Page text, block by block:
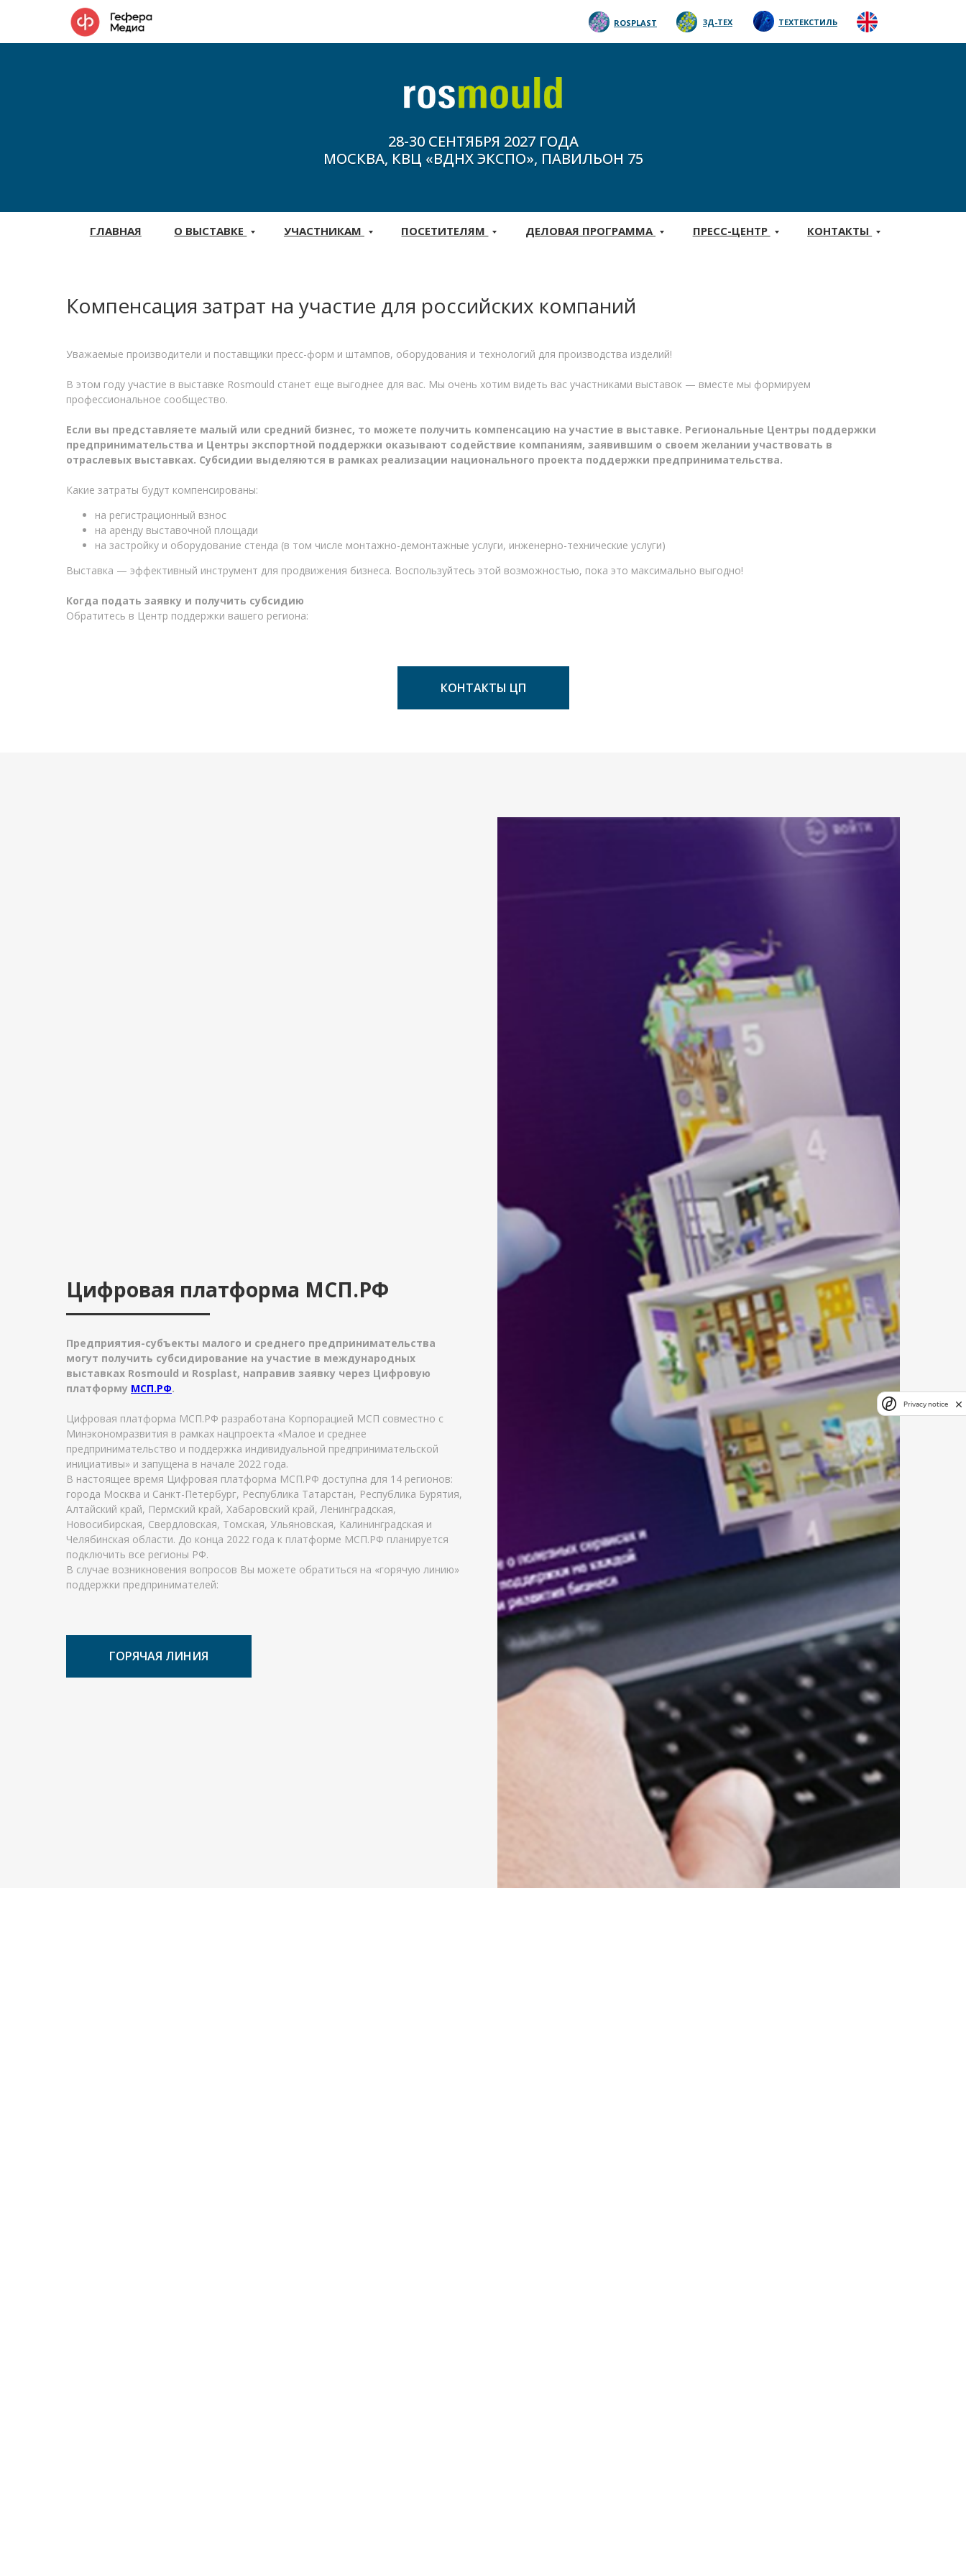
ROSPLAST 3Д-ТЕХ ТЕХТЕКСТИЛЬ
28-30 СЕНТЯБРЯ 2027 ГОДА
МОСКВА, КВЦ «ВДНХ ЭКСПО», ПАВИЛЬОН 75
ГЛАВНАЯ О ВЫСТАВКЕ УЧАСТНИКАМ ПОСЕТИТЕЛЯМ ДЕЛОВАЯ ПРОГРАММА ПРЕСС-ЦЕНТР КОНТАКТЫ
Компенсация затрат на участие для российских компаний
Уважаемые производители и поставщики пресс-форм и штампов, оборудования и технологий для производства изделий!
В этом году участие в выставке Rosmould станет еще выгоднее для вас. Мы очень хотим видеть вас участниками выставок — вместе мы формируем
профессиональное сообщество.
Если вы представляете малый или средний бизнес, то можете получить компенсацию на участие в выставке. Региональные Центры поддержки
предпринимательства и Центры экспортной поддержки оказывают содействие компаниям, заявившим о своем желании участвовать в
отраслевых выставках. Субсидии выделяются в рамках реализации национального проекта поддержки предпринимательства.
Какие затраты будут компенсированы:
на регистрационный взнос
на аренду выставочной площади
на застройку и оборудование стенда (в том числе монтажно-демонтажные услуги, инженерно-технические услуги)
Выставка — эффективный инструмент для продвижения бизнеса. Воспользуйтесь этой возможностью, пока это максимально выгодно!
Когда подать заявку и получить субсидию
Обратитесь в Центр поддержки вашего региона:
КОНТАКТЫ ЦП
Цифровая платформа МСП.РФ
Предприятия-субъекты малого и среднего предпринимательства
могут получить субсидирование на участие в международных
выставках Rosmould и Rosplast, направив заявку через Цифровую
платформу МСП.РФ.
Цифровая платформа МСП.РФ разработана Корпорацией МСП совместно с
Минэкономразвития в рамках нацпроекта «Малое и среднее
предпринимательство и поддержка индивидуальной предпринимательской
инициативы» и запущена в начале 2022 года.
В настоящее время Цифровая платформа МСП.РФ доступна для 14 регионов:
города Москва и Санкт-Петербург, Республика Татарстан, Республика Бурятия,
Алтайский край, Пермский край, Хабаровский край, Ленинградская,
Новосибирская, Свердловская, Томская, Ульяновская, Калининградская и
Челябинская области. До конца 2022 года к платформе МСП.РФ планируется
подключить все регионы РФ.
В случае возникновения вопросов Вы можете обратиться на «горячую линию»
поддержки предпринимателей:
ГОРЯЧАЯ ЛИНИЯ
Privacy notice